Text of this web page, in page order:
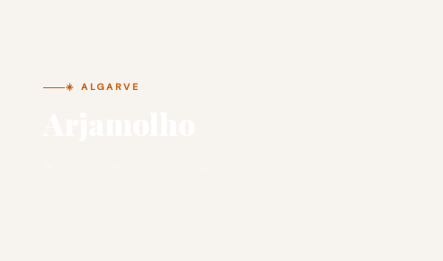
☀️ ALGARVE